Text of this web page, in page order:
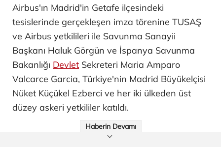
Airbus'ın Madrid'in Getafe ilçesindeki
tesislerinde gerçekleşen imza törenine TUSAŞ
ve Airbus yetkilileri ile Savunma Sanayii
Başkanı Haluk Görgün ve İspanya Savunma
Bakanlığı Devlet Sekreteri Maria Amparo
Valcarce Garcia, Türkiye'nin Madrid Büyükelçisi
Nüket Küçükel Ezberci ve her iki ülkeden üst
düzey askeri yetkililer katıldı.
Haberin Devamı